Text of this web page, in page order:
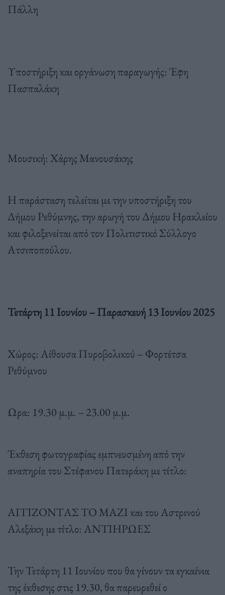
Πάλλη
Υποστήριξη και οργάνωση παραγωγής: Έφη
Πασπαλάκη
Mουσική: Χάρης Μανουσάκης
Η παράσταση τελείται με την υποστήριξη του
Δήμου Ρεθύμνης, την αρωγή του Δήμου Ηρακλείου
και φιλοξενείται από τον Πολιτιστικό Σύλλογο
Ατσιποπούλου.
Τετάρτη 11 Ιουνίου – Παρασκευή 13 Ιουνίου 2025
Χώρος: Αίθουσα Πυροβολικού – Φορτέτσα
Ρεθύμνου
Ωρα: 19.30 μ.μ. – 23.00 μ.μ.
Έκθεση φωτογραφίας εμπνευσμένη από την
αναπηρία του Στέφανου Πατεράκη με τίτλο:
ΑΓΓΙΖΟΝΤΑΣ ΤΟ ΜΑΖΙ και του Αστρινού
Αλεξάκη με τίτλο: ΑΝΤΙΗΡΩΕΣ
Την Τετάρτη 11 Ιουνίου που θα γίνουν τα εγκαίνια
της έκθεσης στις 19.30, θα παρευρεθεί ο